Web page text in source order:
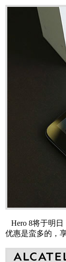
Hero 8将于明日
优惠是蛮多的，